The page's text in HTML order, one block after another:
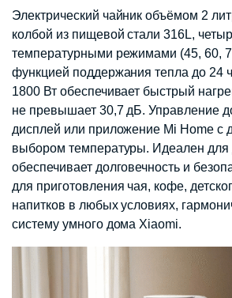
Электрический чайник объёмом 2
колбой из пищевой стали 316L,
температурными режимами (45, 60,
функцией поддержания тепла до 24
1800 Вт обеспечивает быстрый
не превышает 30,7 дБ. Управление
дисплей или приложение Mi Home с
выбором температуры. Идеален
обеспечивает долговечность и
для приготовления чая, кофе,
напитков в любых условиях,
систему умного дома Xiaomi.